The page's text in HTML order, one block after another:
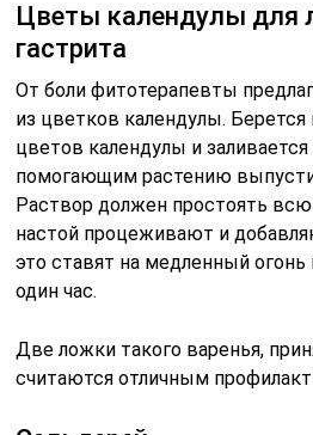
Цветы календулы для
гастрита
От боли фитотерапевты
из цветков календулы.
цветов календулы и
помогающим растению
Раствор должен простоять
настой процеживают и
это ставят на медленный
один час.
Две ложки такого варенья,
считаются отличным